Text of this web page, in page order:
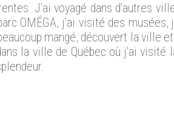
J’ai voyagé dans d’autres
OMÉGA, j’ai visité des musées,
mangé, découvert la ville
la ville de Québec où j’ai visité